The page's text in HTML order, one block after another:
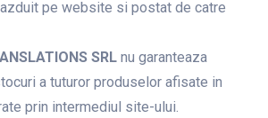
pe website si postat de catre
SRL nu garanteaza
a tuturor produselor afisate in
prin intermediul site-ului.